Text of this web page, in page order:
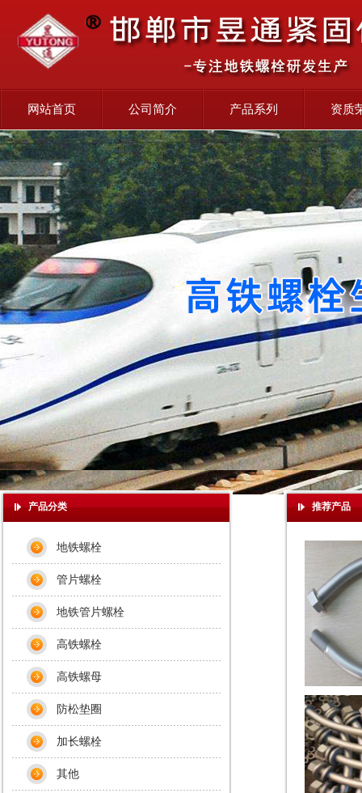
网站首页 公司简介 产品系列 资质
产品分类
地铁螺栓
管片螺栓
地铁管片螺栓
高铁螺栓
高铁螺母
防松垫圈
加长螺栓
其他
推荐产品